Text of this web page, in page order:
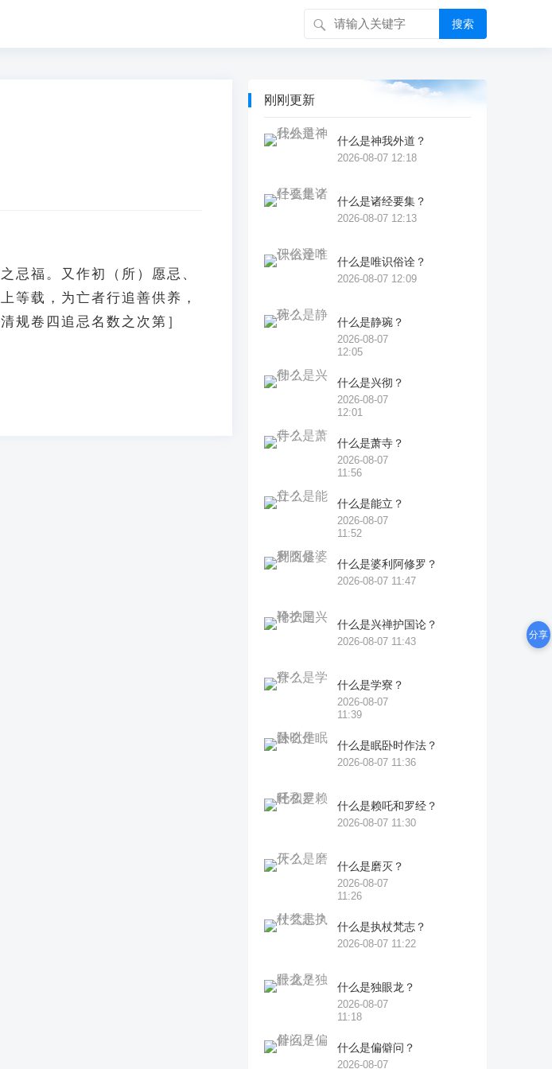
搜索
忌福。又作初（所）愿忌、
等载，为亡者行追善供养，
规卷四追忌名数之次第］
刚刚更新
什么是神我外道？
2026-08-07 12:18
什么是诸经要集？
2026-08-07 12:13
什么是唯识俗诠？
2026-08-07 12:09
什么是静琬？
2026-08-07
12:05
什么是兴彻？
2026-08-07
12:01
什么是萧寺？
2026-08-07
11:56
什么是能立？
2026-08-07
11:52
什么是婆利阿修罗？
2026-08-07 11:47
什么是兴禅护国论？
2026-08-07 11:43
什么是学寮？
2026-08-07
11:39
什么是眠卧时作法？
2026-08-07 11:36
什么是赖吒和罗经？
2026-08-07 11:30
什么是磨灭？
2026-08-07
11:26
什么是执杖梵志？
2026-08-07 11:22
什么是独眼龙？
2026-08-07
11:18
什么是偏僻问？
2026-08-07
分享